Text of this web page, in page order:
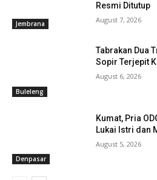
Berpacu
Lampit 2024 Digelar
Jembrana
Resmi Ditutup
August 7, 2026
Buleleng
Tabrakan Dua
Sopir Terjepit
August 6, 2026
Denpasar
Kumat, Pria
Lukai Istri dan
August 5, 2026